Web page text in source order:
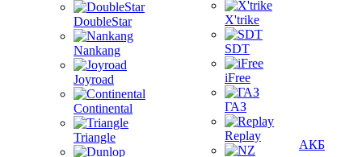
DoubleStar
Nankang
Joyroad
Continental
Triangle
X'trike
SDT
iFree
ГАЗ
Replay
АКБ